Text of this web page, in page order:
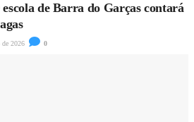
de Barra do Garças contará
2026 0